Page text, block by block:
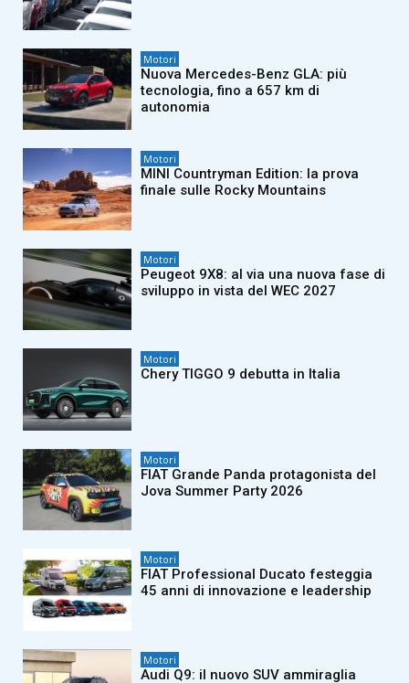
Motori
Nuova Mercedes-Benz GLA: più
tecnologia, fino a 657 km di
autonomia
Motori
MINI Countryman Edition: la prova
finale sulle Rocky Mountains
Motori
Peugeot 9X8: al via una nuova fase di
sviluppo in vista del WEC 2027
Motori
Chery TIGGO 9 debutta in Italia
Motori
FIAT Grande Panda protagonista del
Jova Summer Party 2026
Motori
FIAT Professional Ducato festeggia
45 anni di innovazione e leadership
Motori
Audi Q9: il nuovo SUV ammiraglia